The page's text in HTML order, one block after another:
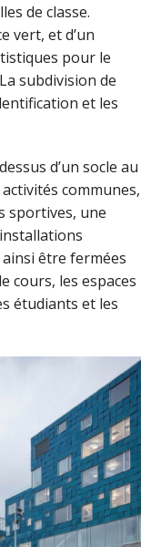
de classe.
vert, et d’un
pour le
subdivision de
et les
d’un socle au
communes,
sportives, une
être fermées
cours, les espaces
étudiants et les